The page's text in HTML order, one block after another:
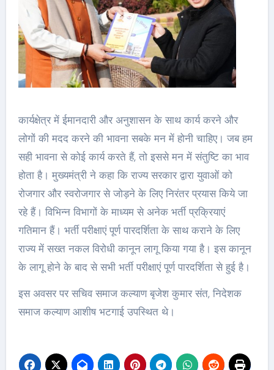
कार्यक्षेत्र में ईमानदारी और अनुशासन के साथ कार्य करने और
लोगों की मदद करने की भावना सबके मन में होनी चाहिए। जब हम
सही भावना से कोई कार्य करते हैं, तो इससे मन में संतुष्टि का भाव
होता है। मुख्यमंत्री ने कहा कि राज्य सरकार द्वारा युवाओं को
रोजगार और स्वरोजगार से जोड़ने के लिए निरंतर प्रयास किये जा
रहे हैं। विभिन्न विभागों के माध्यम से अनेक भर्ती प्रक्रियाएं
गतिमान हैं। भर्ती परीक्षाएं पूर्ण पारदर्शिता के साथ कराने के लिए
राज्य में सख्त नकल विरोधी कानून लागू किया गया है। इस कानून
के लागू होने के बाद से सभी भर्ती परीक्षाएं पूर्ण पारदर्शिता से हुई है।
इस अवसर पर सचिव समाज कल्याण बृजेश कुमार संत, निदेशक
समाज कल्याण आशीष भटगाई उपस्थित थे।